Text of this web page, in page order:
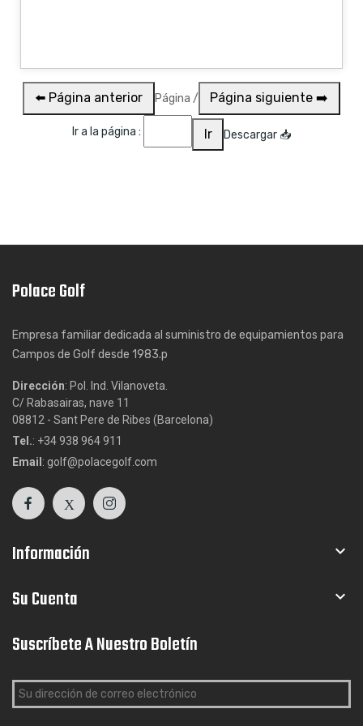
⬅️ Página anterior Página / Página siguiente ➡️
Ir a la página : Ir Descargar 📥
Polace Golf
Empresa familiar dedicada al suministro de equipamientos para
Campos de Golf desde 1983.p
Dirección: Pol. Ind. Vilanoveta.
C/ Rabasairas, nave 11
08812 - Sant Pere de Ribes (Barcelona)
Tel.: +34 938 964 911
Email : golf@polacegolf.com
Información 
Su Cuenta 
Suscríbete A Nuestro Boletín